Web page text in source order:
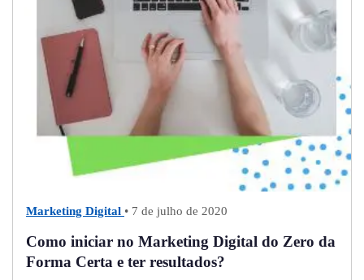
Marketing Digital • 7 de julho de 2020
Como iniciar no Marketing Digital do Zero da
Forma Certa e ter resultados?